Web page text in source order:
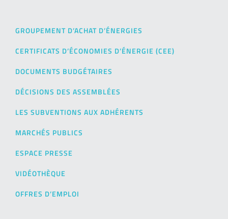
GROUPEMENT D’ACHAT D’ÉNERGIES
CERTIFICATS D’ÉCONOMIES D’ÉNERGIE (CEE)
DOCUMENTS BUDGÉTAIRES
DÉCISIONS DES ASSEMBLÉES
LES SUBVENTIONS AUX ADHÉRENTS
MARCHÉS PUBLICS
ESPACE PRESSE
VIDÉOTHÈQUE
OFFRES D’EMPLOI